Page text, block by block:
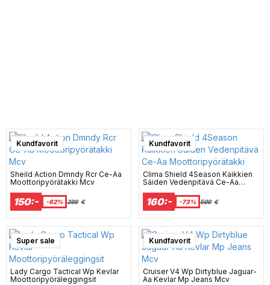
Super sale
Kundfavorit
Sheild Action Dmndy Rcr Ce-Aa
Moottoripyörätakki Mcv
150:- -62% 399 €
Super sale
Kundfavorit
Clima Shield 4Season Kaikkien
Säiden Vedenpitävä Ce-Aa
160:- -73% 599 €
Super sale
Lady Cargo Tactical Wp Kevlar
Moottoripyöräleggingsit
Kundfavorit
Cruiser V4 Wp Dirtyblue Jaguar-
Aa Kevlar Mp Jeans Mcv